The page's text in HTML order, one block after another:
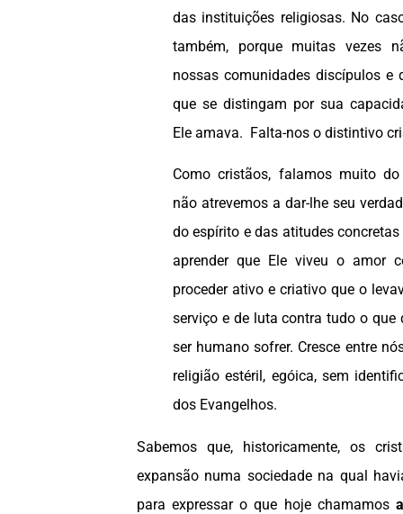
das instituições religiosas. No
também, porque muitas vezes
nossas comunidades discípulos e
que se distingam por sua
Ele amava. Falta-nos o distintivo
Como cristãos, falamos muito
não atrevemos a dar-lhe seu
do espírito e das atitudes
aprender que Ele viveu o amor
proceder ativo e criativo que o
serviço e de luta contra tudo o que
ser humano sofrer. Cresce entre
religião estéril, egóica, sem
dos Evangelhos.
Sabemos que, historicamente, os
expansão numa sociedade na qual
para expressar o que hoje chamamos